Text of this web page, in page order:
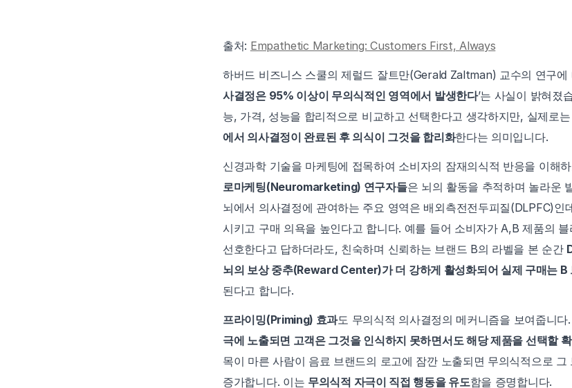
출처: Empathetic Marketing: Customers First, Always
하버드 비즈니스 스쿨의 제럴드 잘트만(Gerald Zaltman) 교수의 연구에
사결정은 95% 이상이 무의식적인 영역에서 발생한다’는 사실이 밝혀졌
능, 가격, 성능을 합리적으로 비교하고 선택한다고 생각하지만, 실제로는
에서 의사결정이 완료된 후 의식이 그것을 합리화한다는 의미입니다.
신경과학 기술을 마케팅에 접목하여 소비자의 잠재의식적 반응을 이해
로마케팅(Neuromarketing) 연구자들은 뇌의 활동을 추적하며 놀라운
뇌에서 의사결정에 관여하는 주요 영역은 배외측전전두피질(DLPFC)인
시키고 구매 의욕을 높인다고 합니다. 예를 들어 소비자가 A,B 제품의
선호한다고 답하더라도, 친숙하며 신뢰하는 브랜드 B의 라벨을 본 순간
뇌의 보상 중추(Reward Center)가 더 강하게 활성화되어 실제 구매는 B
된다고 합니다.
프라이밍(Priming) 효과도 무의식적 의사결정의 메커니즘을 보여줍니다
극에 노출되면 고객은 그것을 인식하지 못하면서도 해당 제품을 선택할
목이 마른 사람이 음료 브랜드의 로고에 잠깐 노출되면 무의식적으로 그
증가합니다. 이는 무의식적 자극이 직접 행동을 유도함을 증명합니다.